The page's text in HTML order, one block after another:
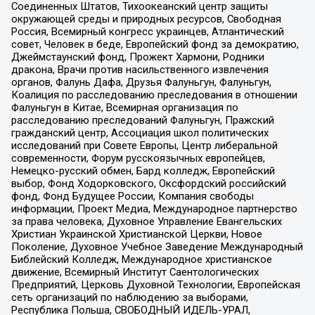
Соединенных Штатов, Тихоокеанский центр защиты
окружающей среды и природных ресурсов, Свободная
Россия, Всемирный конгресс украинцев, Атлантический
совет, Человек в беде, Европейский фонд за демократию,
Джеймстаунский фонд, Прожект Хармони, Родники
дракона, Врачи против насильственного извлечения
органов, Фалунь Дафа, Друзья Фалуньгун, Фалуньгун,
Коалиция по расследованию преследования в отношении
Фалуньгун в Китае, Всемирная организация по
расследованию преследований Фалуньгун, Пражский
гражданский центр, Ассоциация школ политических
исследований при Совете Европы, Центр либеральной
современности, Форум русскоязычных европейцев,
Немецко-русский обмен, Бард колледж, Европейский
выбор, Фонд Ходорковского, Оксфордский российский
фонд, Фонд Будущее России, Компания свободы
информации, Проект Медиа, Международное партнерство
за права человека, Духовное Управление Евангельских
Христиан Украинской Христианской Церкви, Новое
Поколение, Духовное Учебное Заведение Международный
Библейский Колледж, Международное христианское
движение, Всемирный Институт Саентологических
Предприятий, Церковь Духовной Технологии, Европейская
сеть организаций по наблюдению за выборами,
Республика Польша, СВОБОДНЫЙ ИДЕЛЬ-УРАЛ,